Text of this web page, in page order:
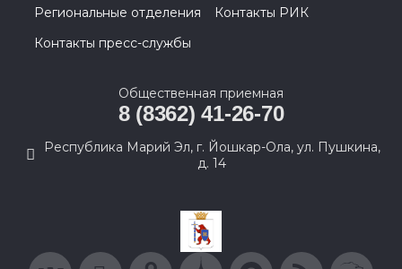
Региональные отделения
Контакты РИК
Контакты пресс-службы
Общественная приемная
8 (8362) 41-26-70
Республика Марий Эл, г. Йошкар-Ола, ул. Пушкина,
д. 14